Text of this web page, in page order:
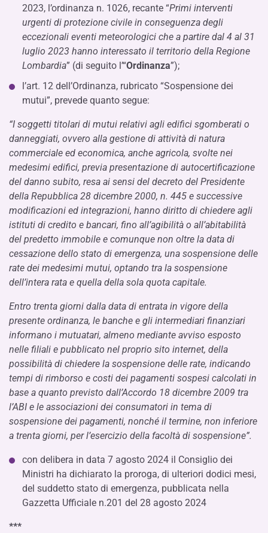
2023, l’ordinanza n. 1026, recante “Primi interventi
urgenti di protezione civile in conseguenza degli
eccezionali eventi meteorologici che a partire dal 4 al 31
luglio 2023 hanno interessato il territorio della Regione
Lombardia” (di seguito l’“Ordinanza”);
l’art. 12 dell’Ordinanza, rubricato “Sospensione dei
mutui”, prevede quanto segue:
“I soggetti titolari di mutui relativi agli edifici sgomberati o
danneggiati, ovvero alla gestione di attività di natura
commerciale ed economica, anche agricola, svolte nei
medesimi edifici, previa presentazione di autocertificazione
del danno subito, resa ai sensi del decreto del Presidente
della Repubblica 28 dicembre 2000, n. 445 e successive
modificazioni ed integrazioni, hanno diritto di chiedere agli
istituti di credito e bancari, fino all’agibilità o all’abitabilità
del predetto immobile e comunque non oltre la data di
cessazione dello stato di emergenza, una sospensione delle
rate dei medesimi mutui, optando tra la sospensione
dell’intera rata e quella della sola quota capitale.
Entro trenta giorni dalla data di entrata in vigore della
presente ordinanza, le banche e gli intermediari finanziari
informano i mutuatari, almeno mediante avviso esposto
nelle filiali e pubblicato nel proprio sito internet, della
possibilità di chiedere la sospensione delle rate, indicando
tempi di rimborso e costi dei pagamenti sospesi calcolati in
base a quanto previsto dall’Accordo 18 dicembre 2009 tra
l’ABI e le associazioni dei consumatori in tema di
sospensione dei pagamenti, nonché il termine, non inferiore
a trenta giorni, per l’esercizio della facoltà di sospensione”.
con delibera in data 7 agosto 2024 il Consiglio dei
Ministri ha dichiarato la proroga, di ulteriori dodici mesi,
del suddetto stato di emergenza, pubblicata nella
Gazzetta Ufficiale n.201 del 28 agosto 2024
***